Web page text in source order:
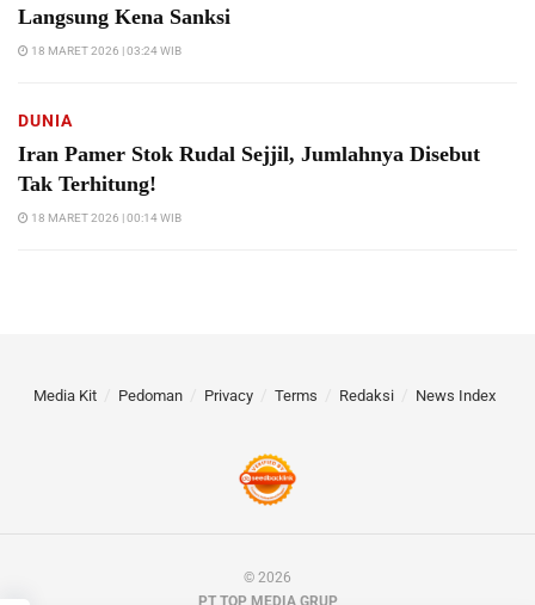
Langsung Kena Sanksi
18 MARET 2026 | 03:24 WIB
DUNIA
Iran Pamer Stok Rudal Sejjil, Jumlahnya Disebut
Tak Terhitung!
18 MARET 2026 | 00:14 WIB
Media Kit Pedoman Privacy Terms Redaksi News Index
© 2026
PT TOP MEDIA GRUP